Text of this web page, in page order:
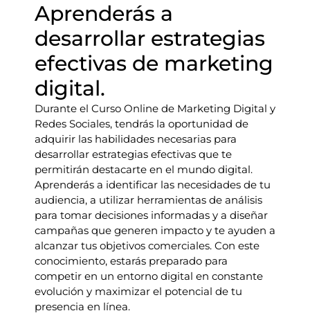
Aprenderás a
desarrollar estrategias
efectivas de marketing
digital.
Durante el Curso Online de Marketing Digital y
Redes Sociales, tendrás la oportunidad de
adquirir las habilidades necesarias para
desarrollar estrategias efectivas que te
permitirán destacarte en el mundo digital.
Aprenderás a identificar las necesidades de tu
audiencia, a utilizar herramientas de análisis
para tomar decisiones informadas y a diseñar
campañas que generen impacto y te ayuden a
alcanzar tus objetivos comerciales. Con este
conocimiento, estarás preparado para
competir en un entorno digital en constante
evolución y maximizar el potencial de tu
presencia en línea.